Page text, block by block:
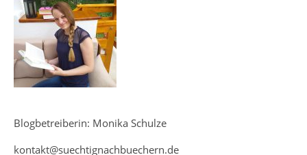
Blogbetreiberin: Monika Schulze
kontakt@suechtignachbuechern.de